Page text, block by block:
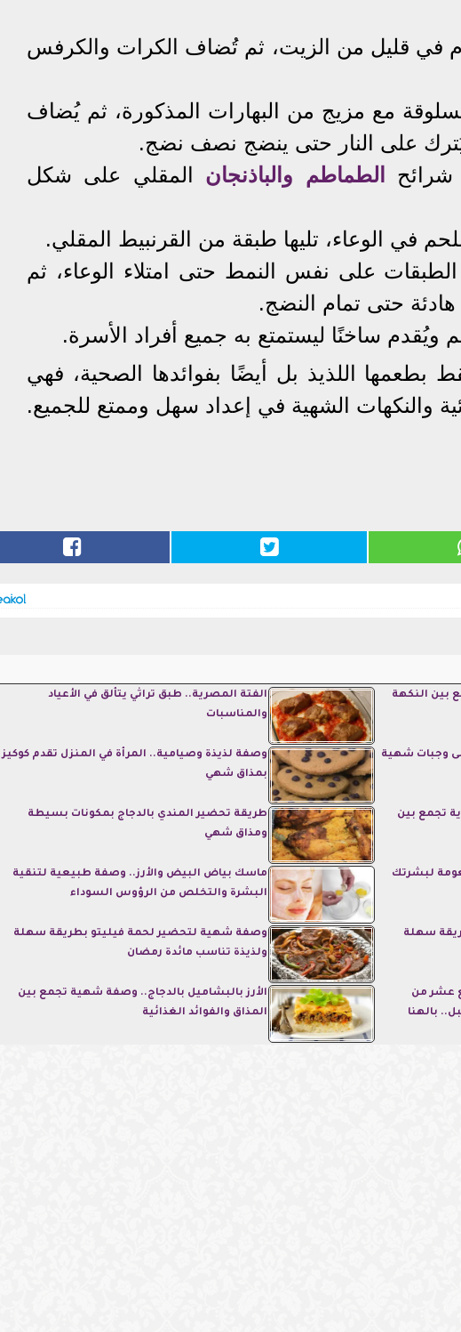
في قليل من الزيت، ثم تُضاف الكرات والكرفس
مع مزيج من البهارات المذكورة، ثم يُضاف
على النار حتى ينضج نصف نضج.
الطماطم والباذنجان المقلي على شكل
على نفس النمط حتى امتلاء الوعاء، ثم
حتى تمام النضج.
بطعمها اللذيذ بل أيضًا بفوائدها الصحية، فهي
والنكهات الشهية في إعداد سهل وممتع للجميع.
بين النكهة
الفتة المصرية.. طبق تراثي يتألق في الأعياد
والمناسبات
وجبات شهية
وصفة لذيذة وصيامية.. المرأة في المنزل تقدم كوكيز
بمذاق شهي
تجمع بين
طريقة تحضير المندي بالدجاج بمكونات بسيطة
ومذاق شهي
لبشرتك
ماسك بياض البيض والأرز.. وصفة طبيعية لتنقية
البشرة والتخلص من الرؤوس السوداء
سهلة
وصفة شهية لتحضير لحمة فيليتو بطريقة سهلة
ولذيذة تناسب مائدة رمضان
عشر من
بالهنا
الأرز بالبشاميل بالدجاج.. وصفة شهية تجمع بين
المذاق والفوائد الغذائية